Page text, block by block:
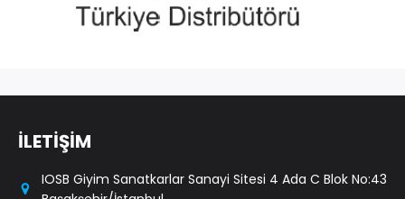
İLETİŞİM
IOSB Giyim Sanatkarlar Sanayi Sitesi 4 Ada C Blok No:43